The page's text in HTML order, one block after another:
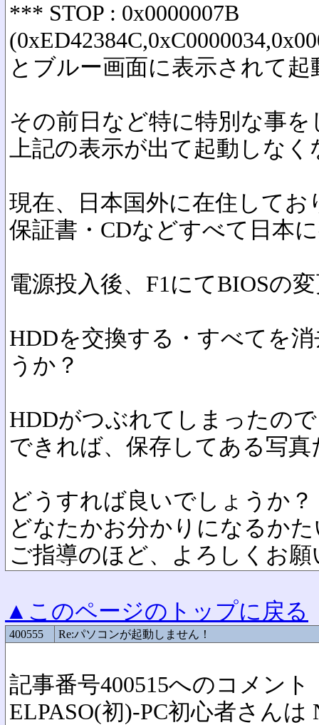
*** STOP : 0x0000007B
とブルー画面に表示されて
その前日など特に特別な事
上記の表示が出て起動しなく
現在、日本国外に在住して
保証書・CDなどすべて日本
電源投入後、F1にてBIOSの
HDDを交換する・すべてを
うか？
HDDがつぶれてしまったの
できれば、保存してある写
どうすれば良いでしょうか？
どなたかお分かりになるか
ご指導のほど、よろしくお
▲このページのトップに戻る
400555 Re:パソコンが起動しません！
記事番号400515へのコメント
ELPASO(初)-PC初心者さんは